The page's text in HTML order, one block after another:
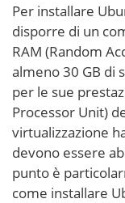
Per installare
disporre di un
RAM (Random
almeno 30 GB di
per le sue
Processor Unit)
virtualizzazione
devono essere
punto è
come installare